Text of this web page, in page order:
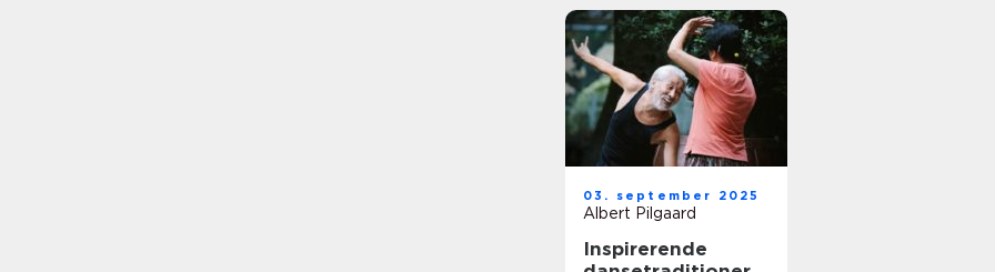
03. september 2025
Albert Pilgaard
Inspirerende